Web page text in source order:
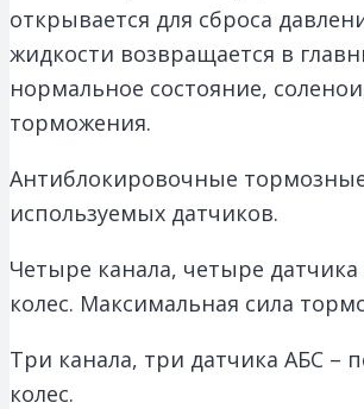
открывается для сброса
жидкости возвращается в
нормальное состояние,
торможения.
Антиблокировочные
используемых датчиков.
Четыре канала, четыре
колес. Максимальная сила
Три канала, три датчика АБС –
колес.